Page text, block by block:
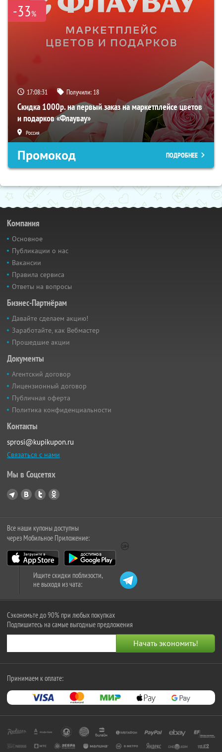
-33%
17:08:30 Получили: 18
Скидка 1000р. на первый заказ на маркетплейсе цветов
и подарков «Флаувау»
Россия
Промокод ПОДРОБНЕЕ
Компания
Основное
Публикации о нас
Вакансии
Правила сервиса
Ответы на вопросы
Бизнес-Партнёрам
Давайте сделаем акцию!
Заработайте, как Вебмастер
Прошедшие акции
Документы
Агентский договор
Лицензионный договор
Публичная оферта
Политика конфиденциальности
Контакты
sprosi@kupikupon.ru
Связаться с нами
Мы в Соцсетях
Все наши купоны доступны
через Мобильное Приложение:
Ищите скидки поблизости,
не выходя из чата:
Сэкономьте до 90% при любых покупках
Подпишитесь на самые выгодные предложения
Принимаем к оплате: